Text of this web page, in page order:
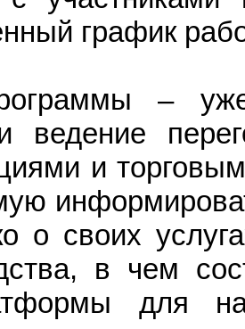
график
–
ведение
и
о своих
в чем
для